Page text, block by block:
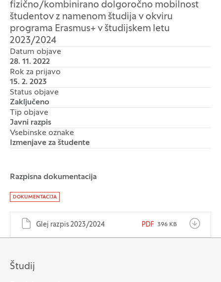
fizično/kombinirano dolgoročno mobilnost
študentov z namenom študija v okviru
programa Erasmus+ v študijskem letu
2023/2024
Datum objave
28. 11. 2022
Rok za prijavo
15. 2. 2023
Status objave
Zaključeno
Tip objave
Javni razpis
Vsebinske oznake
Izmenjave za študente
Dokumenti
Razpisna dokumentacija
DOKUMENTACIJA
Glej razpis 2023/2024 PDF 396 KB
Študij